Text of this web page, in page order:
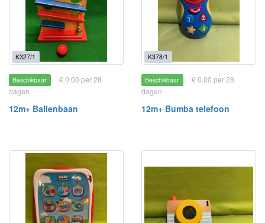
K327/1
Beschikbaar
€ 0.00 per 28
dagen
12m+ Ballenbaan
K378/1
Beschikbaar
€ 0.00 per 28
dagen
12m+ Bumba telefoon